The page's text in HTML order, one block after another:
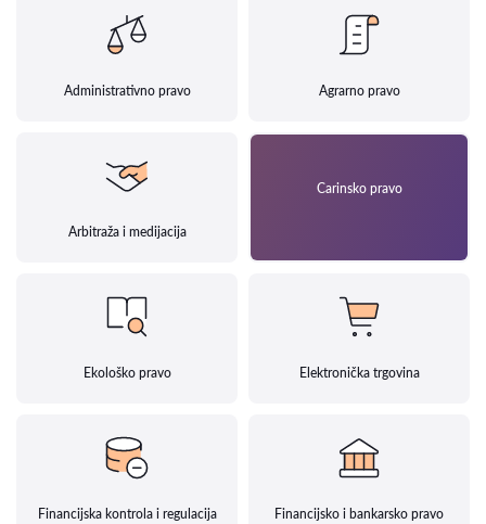
Administrativno pravo Agrarno pravo
Arbitraža i medijacija
Carinsko pravo
Ekološko pravo Elektronička trgovina
Financijska kontrola i regulacija Financijsko i bankarsko pravo